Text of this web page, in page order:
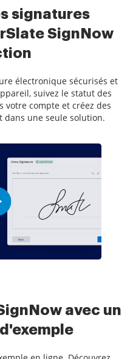
signatures
SignNow
électronique sécurisés et
suivez le statut des
votre compte et créez des
une seule solution.
avec un